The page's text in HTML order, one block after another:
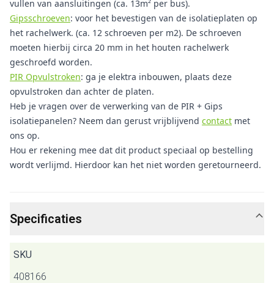
vullen van aansluitingen (ca. 13m² per bus).
Gipsschroeven: voor het bevestigen van de isolatieplaten op
het rachelwerk. (ca. 12 schroeven per m2). De schroeven
moeten hierbij circa 20 mm in het houten rachelwerk
geschroefd worden.
PIR Opvulstroken: ga je elektra inbouwen, plaats deze
opvulstroken dan achter de platen.
Heb je vragen over de verwerking van de PIR + Gips
isolatiepanelen? Neem dan gerust vrijblijvend contact met
ons op.
Hou er rekening mee dat dit product speciaal op bestelling
wordt verlijmd. Hierdoor kan het niet worden geretourneerd.
Specificaties
SKU
408166